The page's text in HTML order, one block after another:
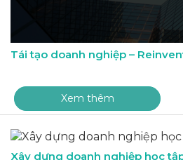
Tái tạo doanh nghiệp –
Xem thêm
Xây dựng doanh nghiệp học